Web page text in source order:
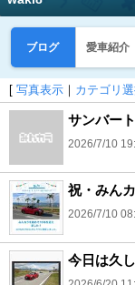
ブログ 愛車紹介
[ 写真表示 ｜ カテゴリ
サンバー
2026/7/10
祝・みん
2026/7/10
今日は久